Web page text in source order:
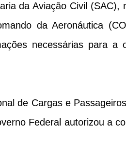
da Aviação Civil (SAC),
da Aeronáutica
necessárias para a
de Cargas e
Federal autorizou a